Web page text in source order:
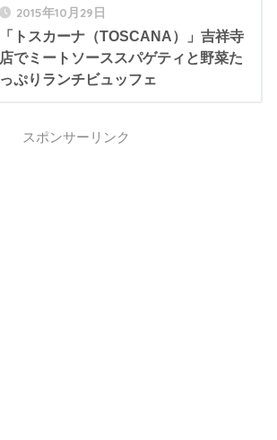
2015年10月29日
「トスカーナ（TOSCANA）」吉祥寺
店でミートソーススパゲティと野菜た
っぷりランチビュッフェ
スポンサーリンク